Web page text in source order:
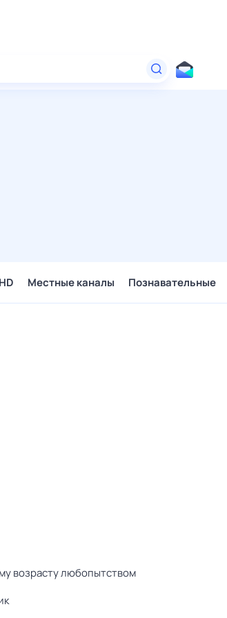
HD Местные каналы Познавательные
возрасту любопытством